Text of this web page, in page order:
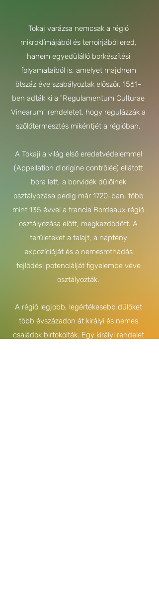
Tokaj varázsa nemcsak a régió
mikroklímájából és terroirjából ered,
hanem egyedülálló borkészítési
folyamataiból is, amelyet majdnem
ötszáz éve szabályoztak először. 1561-
ben adták ki a "Regulamentum Culturae
Vinearum" rendeletet, hogy regulázzák a
szőlőtermesztés mikéntjét a régióban.
A Tokaji a világ első eredetvédelemmel
(Appellation d'origine contrôlée) ellátott
bora lett, a borvidék dűlőinek
osztályozása pedig már 1720-ban, több
mint 135 évvel a francia Bordeaux régió
osztályozása előtt, megkezdődött. A
területeket a talajt, a napfény
expozícióját és a nemesrothadás
fejlődési potenciálját figyelembe véve
osztályozták.
A régió legjobb, legértékesebb dűlőket
több évszázadon át királyi és nemes
családok birtokolták. Egy királyi rendelet